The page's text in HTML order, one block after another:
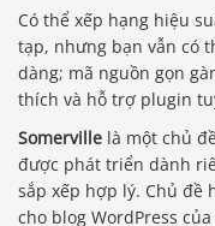
Có thể xếp hạng hiệu
tạp, nhưng bạn vẫn có
dàng; mã nguồn gọn
thích và hỗ trợ plugin
Somerville là một chủ
được phát triển dành
sắp xếp hợp lý. Chủ đề
cho blog WordPress